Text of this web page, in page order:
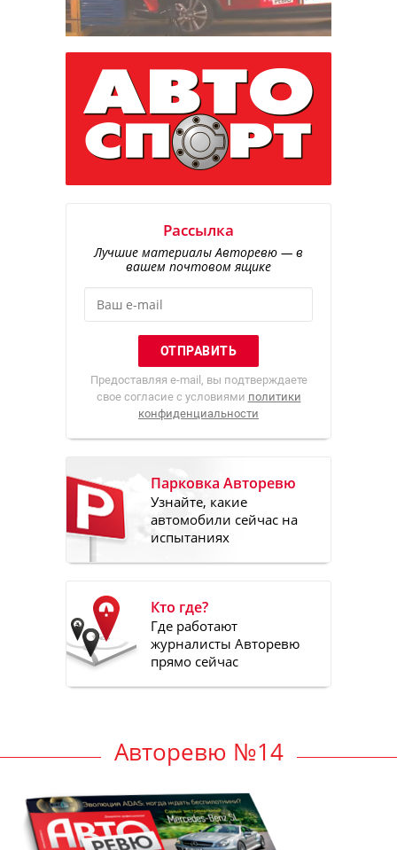
Рассылка
Лучшие материалы Авторевю — в
вашем почтовом ящике
Предоставляя e-mail, вы подтверждаете
свое согласие с условиями политики
конфиденциальности
Парковка Авторевю
Узнайте, какие
автомобили сейчас на
испытаниях
Кто где?
Где работают
журналисты Авторевю
прямо сейчас
Авторевю №14